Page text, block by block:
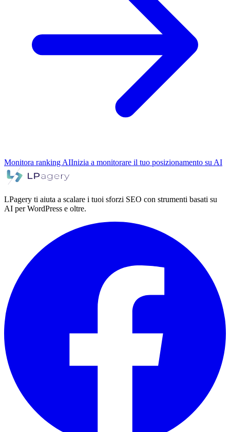
Monitora ranking AIInizia a monitorare il tuo posizionamento su AI
LPagery ti aiuta a scalare i tuoi sforzi SEO con strumenti basati su
AI per WordPress e oltre.